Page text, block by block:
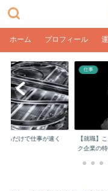
ホーム プロフィール
るだけで仕事が速く
仕事
【就職】
ク企業の特